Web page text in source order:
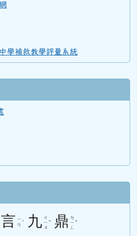
(111年6月)第52屆教師
(107年6月)第48屆教師
學補救教學評量系統
言 ㄧ
ㄢ ˊ 九 ㄐ
ㄧ
ㄡ
ˇ 鼎 ㄉ
ㄧ
ㄥ
ˇ